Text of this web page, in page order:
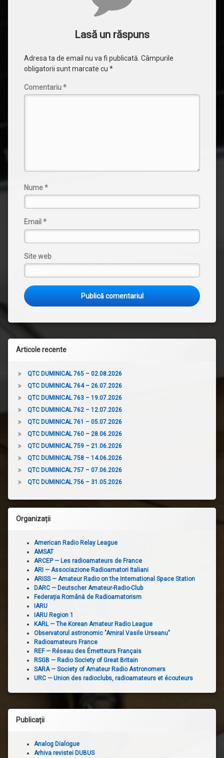
Lasă un răspuns
Adresa ta de email nu va fi publicată. Câmpurile
obligatorii sunt marcate cu *
Comentariu*
Nume*
Email *
Site web
Articole recente
QTC DUMINICAL 765 – 02.08.2026
QTC DUMINICAL 764 – 26.07.2026
QTC DUMINICAL 763 – 19.07.2026
QTC DUMINICAL 762 – 12.07.2026
QTC DUMINICAL 761 – 05.07.2026
QTC DUMINICAL 760 – 28.06.2026
QTC DUMINICAL 759 – 21.06.2026
QTC DUMINICAL 758 – 14.06.2026
QTC DUMINICAL 757 – 07.06.2026
QTC DUMINICAL 756 – 31.05.2026
Organizații
American Radio Relay League
AMSAT
ARCEP — Les radioamateurs de France
ARI — Associazione Radioamatori Italiani
ARISS — Amateur Radio on the International Space Station
DARC — Deutscher Amateur-Radio-Club
Federația Română de Radioamatorism
IARU
IARU Region 1
KARL — The Korean Amateur Radio League
Observatorul astronomic "Amiral Vasile Urseanu"
Radioamateurs France
REF — Réseau des Émetteurs Français
RSGB — Radio Society of Great Britain
SARA — Society of Amateur Radio Astronomers
URC — Union des radioclubs, radioamateurs et écouteurs
Publicații
Analog Dialogue
Arhiva revistei DUBUS